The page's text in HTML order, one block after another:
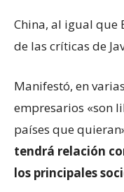
China, al igual que
de las críticas de
Manifestó, en
empresarios «son
países que
tendrá relación
los principales